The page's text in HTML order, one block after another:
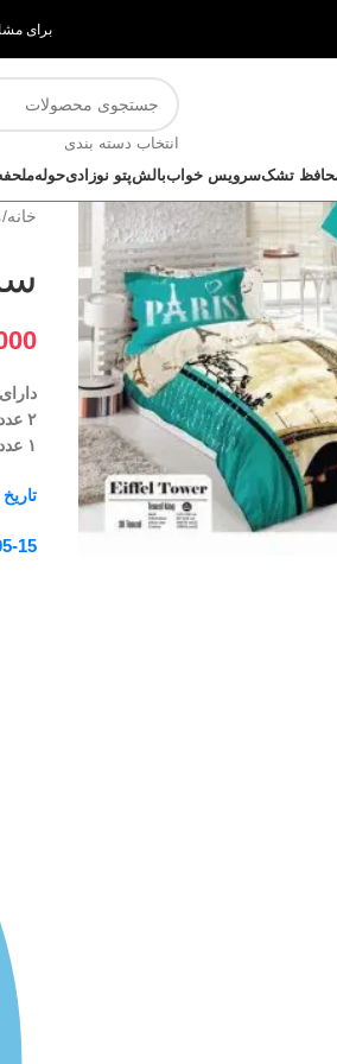
برای
انتخاب دسته بندی
تشکسرویس خواببالشپتو نوزادیحوله
کنید
خانه/
دارای 1 عدد
۲ عدد روبالشتی
۱ عدد ملحفه تشک سایز 90×200
15